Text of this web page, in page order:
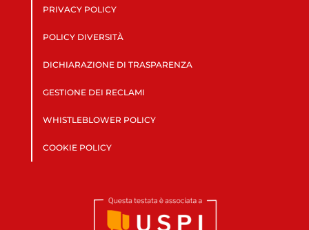
PRIVACY POLICY
POLICY DIVERSITÀ
DICHIARAZIONE DI TRASPARENZA
GESTIONE DEI RECLAMI
WHISTLEBLOWER POLICY
COOKIE POLICY